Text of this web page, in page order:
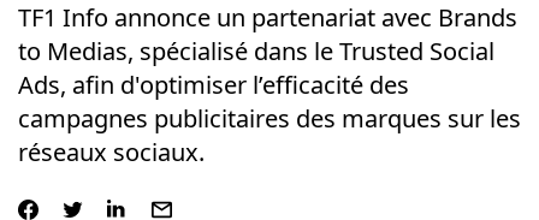
TF1 Info annonce un partenariat avec Brands
to Medias, spécialisé dans le Trusted Social
Ads, afin d'optimiser l’efficacité des
campagnes publicitaires des marques sur les
réseaux sociaux.